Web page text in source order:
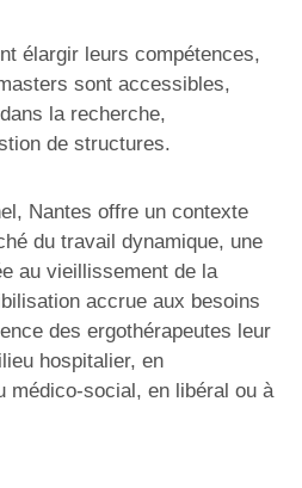
élargir leurs compétences,
sont accessibles,
la recherche,
de structures.
Nantes offre un contexte
du travail dynamique, une
au vieillissement de la
accrue aux besoins
des ergothérapeutes leur
hospitalier, en
médico-social, en libéral ou à